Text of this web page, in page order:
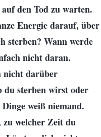
den Tod zu warten.
Energie darauf, über
sterben? Wann werde
nicht daran.
nicht darüber
du sterben wirst oder
weiß niemand.
welcher Zeit du